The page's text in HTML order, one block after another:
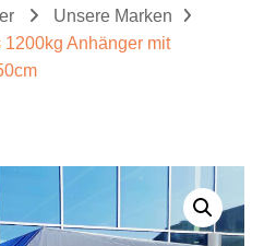
Unsere Marken
1200kg Anhänger mit